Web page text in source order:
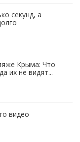
секунд, а
Крыма: Что
их не видят...
видео